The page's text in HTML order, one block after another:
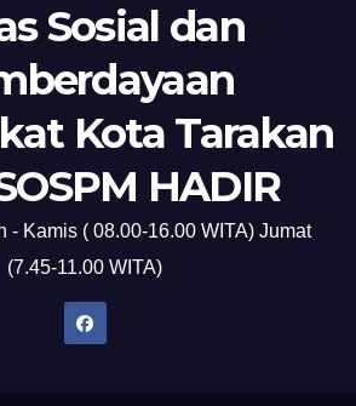
Sosial dan
Kota Tarakan
HADIR
- Kamis ( 08.00-16.00 WITA) Jumat
(7.45-11.00 WITA)